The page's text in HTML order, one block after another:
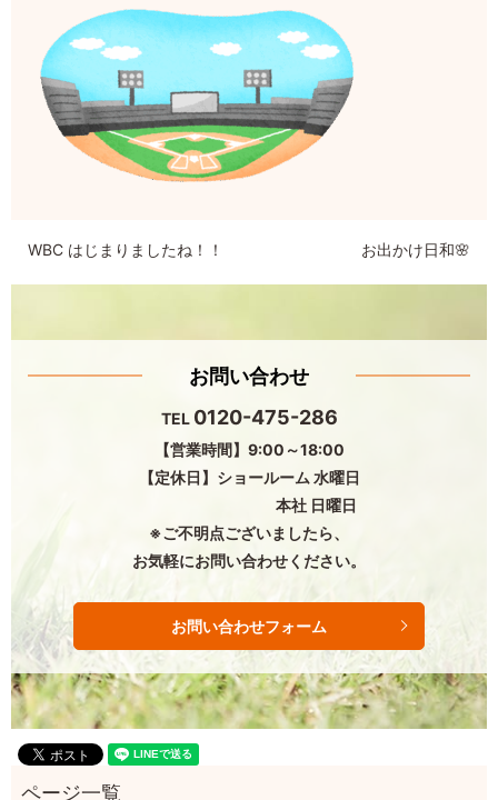
WBC はじまりましたね！！ お出かけ日和🌸
お問い合わせ
TEL 0120-475-286
【営業時間】9:00～18:00
【定休日】ショールーム 水曜日
本社 日曜日
※ご不明点ございましたら、
お気軽にお問い合わせください。
お問い合わせフォーム